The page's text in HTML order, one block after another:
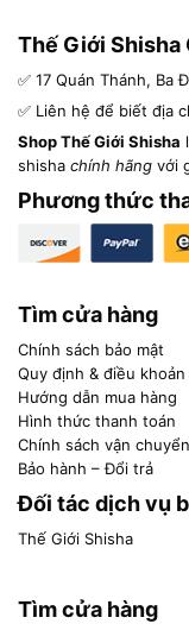
Thế Giới Shisha
✅ 17 Quán Thánh, Ba
✅ Liên hệ để biết địa
Shop Thế Giới Shisha
shisha chính hãng với
Phương thức
Tìm cửa hàng
Chính sách bảo mật
Quy định & điều khoản
Hướng dẫn mua hàng
Hình thức thanh toán
Chính sách vận chuyển
Bảo hành – Đổi trả
Đối tác dịch vụ
Thế Giới Shisha
Tìm cửa hàng